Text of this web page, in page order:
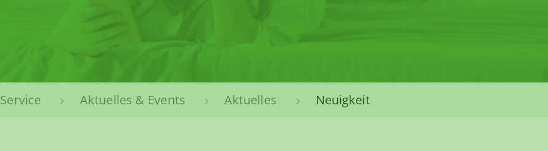
Service Aktuelles & Events Aktuelles Neuigkeit